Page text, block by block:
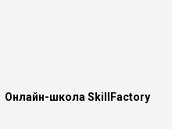
Онлайн-школа SkillFactory